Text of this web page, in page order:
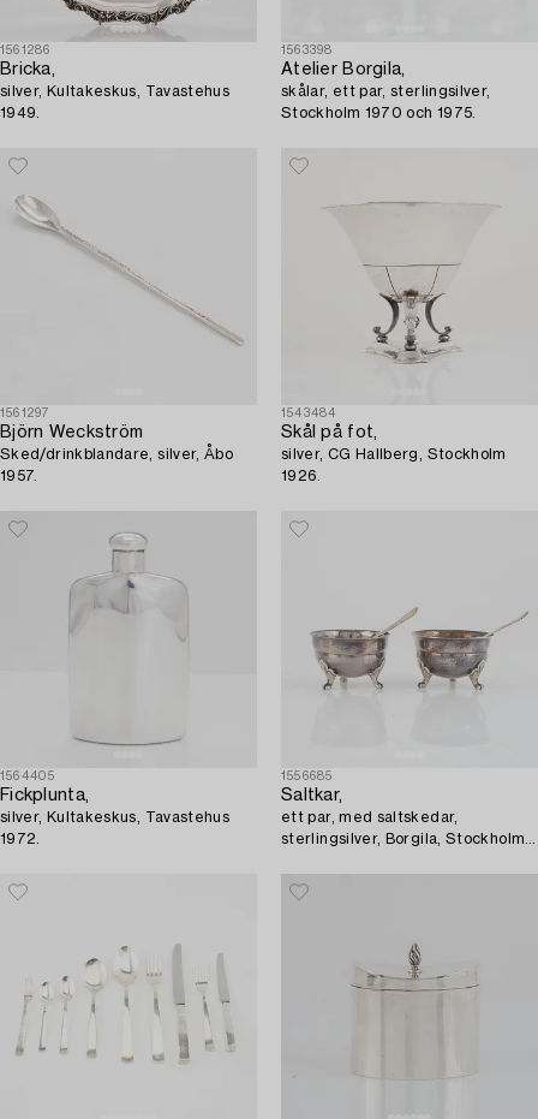
1561286
Bricka,
silver, Kultakeskus, Tavastehus
1949.
1563398
Atelier Borgila,
skålar, ett par, sterlingsilver,
Stockholm 1970 och 1975.
1561297
Björn Weckström
Sked/drinkblandare, silver, Åbo
1957.
1543484
Skål på fot,
silver, CG Hallberg, Stockholm
1926.
1564405
Fickplunta,
silver, Kultakeskus, Tavastehus
1972.
1556685
Saltkar,
ett par, med saltskedar,
sterlingsilver, Borgila, Stockholm,